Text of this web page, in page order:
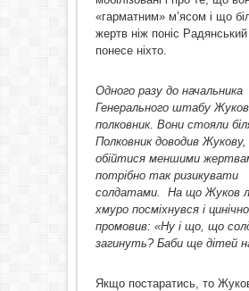
«гарматним» м’ясом і що
жертв ніж поніс
понесе ніхто.
Одного разу до начальника
Генерального штабу
полковник. Вони стояли
Полковник доводив
обійтися меншими
потрібно так ризикувати
солдатами. На що Жуков
хмуро посміхнувся і цинічно
промовив: «Ну і що, що
загинуть? Баби ще дітей
Якщо постаратись, то